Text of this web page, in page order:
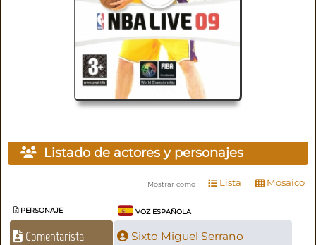
Listado de actores y personajes
Mostrar como Lista Mosaico
PERSONAJE VOZ ESPAÑOLA
Comentarista Sixto Miguel Serrano